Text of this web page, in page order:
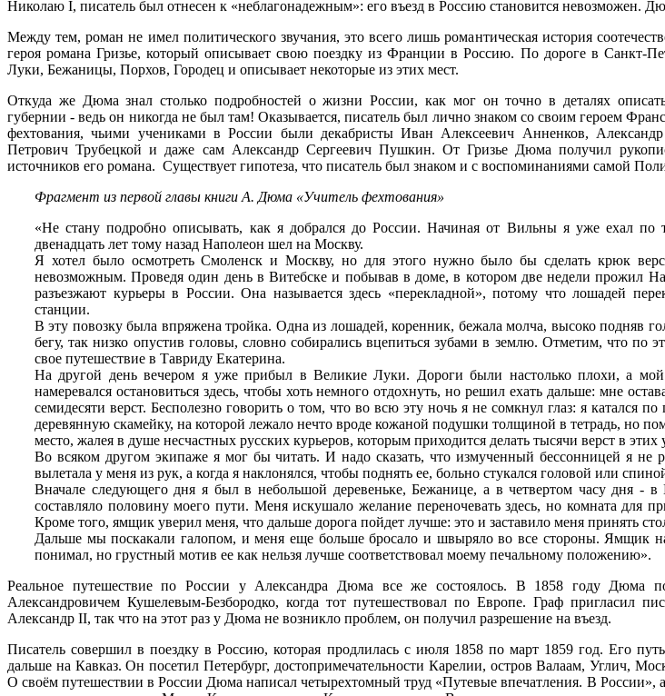
Николаю I, писатель был отнесен к «неблагонадежным»: его въезд в Россию становится невозможен.
Между тем, роман не имел политического звучания, это всего лишь романтическая история
героя романа Гризье, который описывает свою поездку из Франции в Россию. По дороге в Санкт-
Луки, Бежаницы, Порхов, Городец и описывает некоторые из этих мест.
Откуда же Дюма знал столько подробностей о жизни России, как мог он точно в деталях
губернии - ведь он никогда не был там! Оказывается, писатель был лично знаком со своим героем
фехтования, чьими учениками в России были декабристы Иван Алексеевич Анненков,
Петрович Трубецкой и даже сам Александр Сергеевич Пушкин. От Гризье Дюма получил
источников его романа. Существует гипотеза, что писатель был знаком и с воспоминаниями самой
Фрагмент из первой главы книги А. Дюма «Учитель фехтования»
«Не стану подробно описывать, как я добрался до России. Начиная от Вильны я уже ехал по
двенадцать лет тому назад Наполеон шел на Москву.
Я хотел было осмотреть Смоленск и Москву, но для этого нужно было бы сделать крюк
невозможным. Проведя один день в Витебске и побывав в доме, в котором две недели прожил
разъезжают курьеры в России. Она называется здесь «перекладной», потому что лошадей
станции.
В эту повозку была впряжена тройка. Одна из лошадей, коренник, бежала молча, высоко подняв
бегу, так низко опустив головы, словно собирались вцепиться зубами в землю. Отметим, что по
свое путешествие в Тавриду Екатерина.
На другой день вечером я уже прибыл в Великие Луки. Дороги были настолько плохи, а
намеревался остановиться здесь, чтобы хоть немного отдохнуть, но решил ехать дальше: мне
семидесяти верст. Бесполезно говорить о том, что во всю эту ночь я не сомкнул глаз: я катался
деревянную скамейку, на которой лежало нечто вроде кожаной подушки толщиной в тетрадь, но
место, жалея в душе несчастных русских курьеров, которым приходится делать тысячи верст в
Во всяком другом экипаже я мог бы читать. И надо сказать, что измученный бессонницей я не
вылетала у меня из рук, а когда я наклонялся, чтобы поднять ее, больно стукался головой или
Вначале следующего дня я был в небольшой деревеньке, Бежанице, а в четвертом часу дня -
составляло половину моего пути. Меня искушало желание переночевать здесь, но комната для
Кроме того, ямщик уверил меня, что дальше дорога пойдет лучше: это и заставило меня принять
Дальше мы поскакали галопом, и меня еще больше бросало и швыряло во все стороны. Ямщик
понимал, но грустный мотив ее как нельзя лучше соответствовал моему печальному положению».
Реальное путешествие по России у Александра Дюма все же состоялось. В 1858 году Дюма
Александровичем Кушелевым-Безбородко, когда тот путешествовал по Европе. Граф пригласил
Александр II, так что на этот раз у Дюма не возникло проблем, он получил разрешение на въезд.
Писатель совершил в поездку в Россию, которая продлилась с июля 1858 по март 1859 год. Его
дальше на Кавказ. Он посетил Петербург, достопримечательности Карелии, остров Валаам, Углич,
О своём путешествии в России Дюма написал четырехтомный труд «Путевые впечатления. В России»,